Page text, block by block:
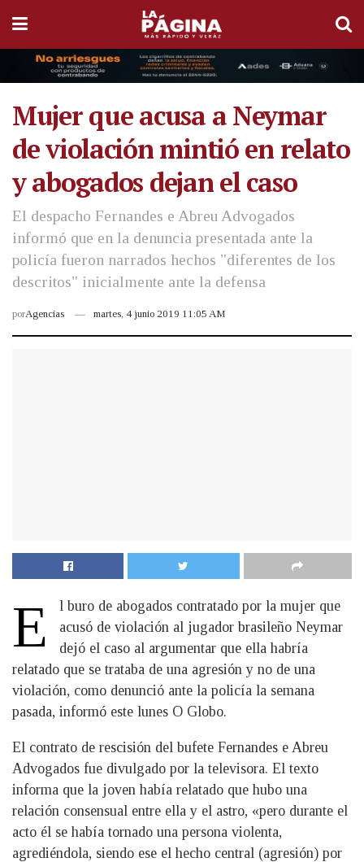
Mujer que acusa a Neymar
de violación mintió en relato
y abogados dejan el caso
El despacho Fernandes e Abreu Advogados
informó que en la denuncia presentada ante la
policía fueron narrados hechos "diferentes de los
descritos" inicialmente ante la defensa
porAgencias martes, 4 junio 2019 11:05 AM
E
l buro de abogados contratado por la mujer que
acusó de violación al jugador brasileño Neymar
dejó el caso al argumentar que ella habría
relatado que se trataba de una agresión y no de una
violación, como denunció ante la policía la semana
pasada, informó este lunes O Globo.
El contrato de rescisión del bufete Fernandes e Abreu
Advogados fue divulgado por la televisora. El texto
informa que la joven había relatado que hubo una
relación consensual entre ella y el astro, «pero durante el
acto él se había tornado una persona violenta,
agrediéndola, siendo ese el hecho central (agresión) por